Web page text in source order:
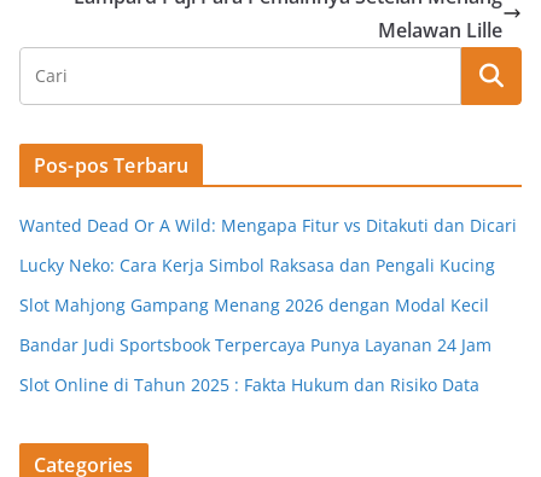
Melawan Lille
Pos-pos Terbaru
Wanted Dead Or A Wild: Mengapa Fitur vs Ditakuti dan Dicari
Lucky Neko: Cara Kerja Simbol Raksasa dan Pengali Kucing
Slot Mahjong Gampang Menang 2026 dengan Modal Kecil
Bandar Judi Sportsbook Terpercaya Punya Layanan 24 Jam
Slot Online di Tahun 2025 : Fakta Hukum dan Risiko Data
Categories